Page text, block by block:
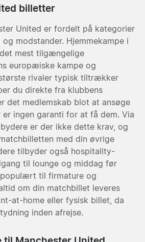
billetter
United er fordelt på kategorier
modstander. Hjemmekampe i
mest tilgængelige
europæiske kampe og
rivaler typisk tiltrækker
du direkte fra klubbens
det medlemskab blot at ansøge
ingen garanti for at få dem. Via
er der ikke dette krav, og
med din øvrige
tilbyder også hospitality-
til lounge og middag før
til firmature og
om din matchbillet leveres
at-home eller fysisk billet, da
inden afrejse.